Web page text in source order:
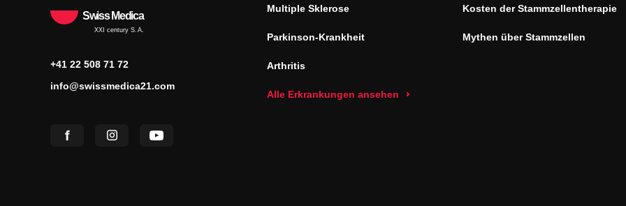
Swiss Medica
XXI century S.A.
+41 22 508 71 72
info@swissmedica21.com
Multiple Sklerose
Parkinson-Krankheit
Arthritis
Alle Erkrankungen ansehen
Kosten der Stammzellentherapie
Mythen über Stammzellen